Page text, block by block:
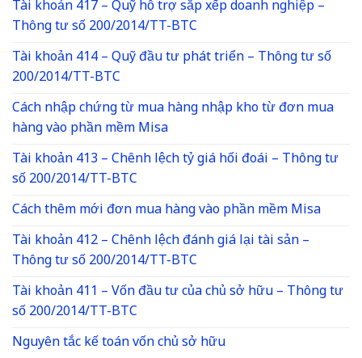
Tài khoản 417 – Quỹ hỗ trợ sắp xếp doanh nghiệp –
Thông tư số 200/2014/TT-BTC
Tài khoản 414 – Quỹ đầu tư phát triển – Thông tư số
200/2014/TT-BTC
Cách nhập chứng từ mua hàng nhập kho từ đơn mua
hàng vào phần mềm Misa
Tài khoản 413 – Chênh lệch tỷ giá hối đoái – Thông tư
số 200/2014/TT-BTC
Cách thêm mới đơn mua hàng vào phần mềm Misa
Tài khoản 412 – Chênh lệch đánh giá lại tài sản –
Thông tư số 200/2014/TT-BTC
Tài khoản 411 – Vốn đầu tư của chủ sở hữu – Thông tư
số 200/2014/TT-BTC
Nguyên tắc kế toán vốn chủ sở hữu